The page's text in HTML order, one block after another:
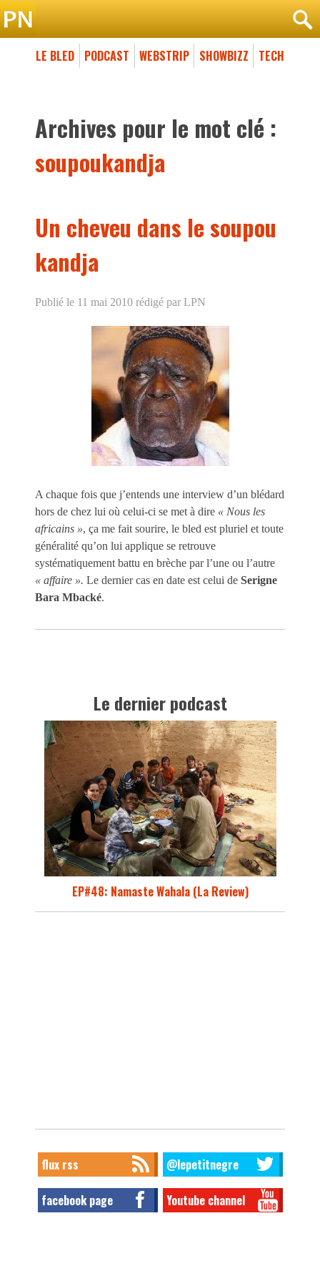
LE BLED PODCAST WEBSTRIP SHOWBIZZ TECH
Archives pour le mot clé :
soupoukandja
Un cheveu dans le soupou
kandja
Publié le 11 mai 2010 rédigé par LPN
A chaque fois que j’entends une interview d’un blédard
hors de chez lui où celui-ci se met à dire « Nous les
africains », ça me fait sourire, le bled est pluriel et toute
généralité qu’on lui applique se retrouve
systématiquement battu en brèche par l’une ou l’autre
« affaire ». Le dernier cas en date est celui de Serigne
Bara Mbacké.
Le dernier podcast
EP#48: Namaste Wahala (La Review)
flux rss @lepetitnegre
facebook page Youtube channel